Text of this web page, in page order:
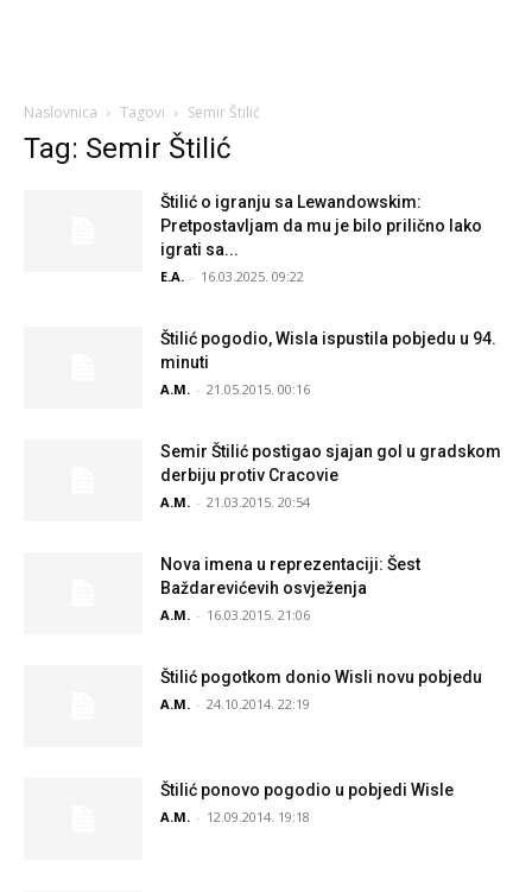
Naslovnica Tagovi Semir Štilić
Tag: Semir Štilić
Štilić o igranju sa Lewandowskim:
Pretpostavljam da mu je bilo prilično lako
igrati sa...
E.A. - 16.03.2025. 09:22
Štilić pogodio, Wisla ispustila pobjedu u 94.
minuti
A.M. - 21.05.2015. 00:16
Semir Štilić postigao sjajan gol u gradskom
derbiju protiv Cracovie
A.M. - 21.03.2015. 20:54
Nova imena u reprezentaciji: Šest
Baždarevićevih osvježenja
A.M. - 16.03.2015. 21:06
Štilić pogotkom donio Wisli novu pobjedu
A.M. - 24.10.2014. 22:19
Štilić ponovo pogodio u pobjedi Wisle
A.M. - 12.09.2014. 19:18